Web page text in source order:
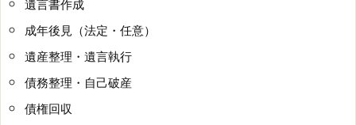
遺言書作成
成年後見（法定・任意）
遺産整理・遺言執行
債務整理・自己破産
債権回収